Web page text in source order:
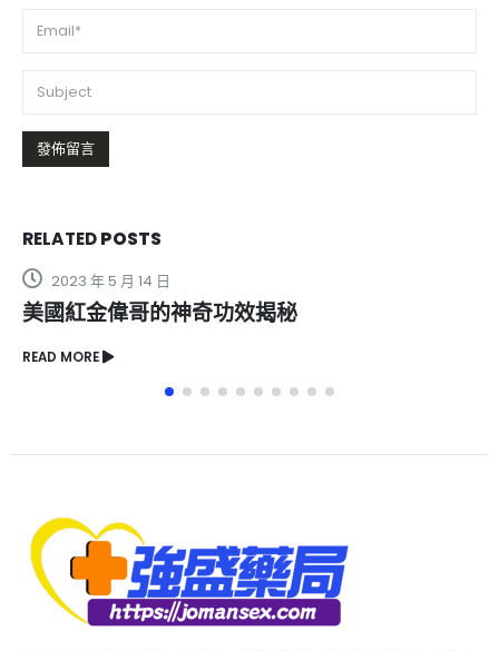
RELATEDPOSTS
2023 年 5 月 14 日
美國紅金偉哥的神奇功效揭秘
READ MORE